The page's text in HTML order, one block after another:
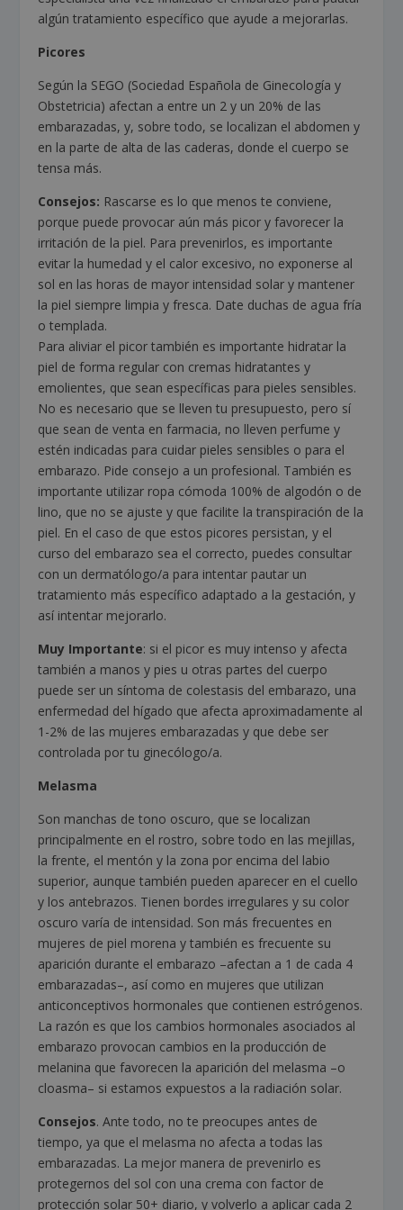
algún tratamiento específico que ayude a mejorarlas.
Picores
Según la SEGO (Sociedad Española de Ginecología y
Obstetricia) afectan a entre un 2 y un 20% de las
embarazadas, y, sobre todo, se localizan el abdomen y
en la parte de alta de las caderas, donde el cuerpo se
tensa más.
Consejos: Rascarse es lo que menos te conviene,
porque puede provocar aún más picor y favorecer la
irritación de la piel. Para prevenirlos, es importante
evitar la humedad y el calor excesivo, no exponerse al
sol en las horas de mayor intensidad solar y mantener
la piel siempre limpia y fresca. Date duchas de agua fría
o templada.
Para aliviar el picor también es importante hidratar la
piel de forma regular con cremas hidratantes y
emolientes, que sean específicas para pieles sensibles.
No es necesario que se lleven tu presupuesto, pero sí
que sean de venta en farmacia, no lleven perfume y
estén indicadas para cuidar pieles sensibles o para el
embarazo. Pide consejo a un profesional. También es
importante utilizar ropa cómoda 100% de algodón o de
lino, que no se ajuste y que facilite la transpiración de la
piel. En el caso de que estos picores persistan, y el
curso del embarazo sea el correcto, puedes consultar
con un dermatólogo/a para intentar pautar un
tratamiento más específico adaptado a la gestación, y
así intentar mejorarlo.
Muy Importante: si el picor es muy intenso y afecta
también a manos y pies u otras partes del cuerpo
puede ser un síntoma de colestasis del embarazo, una
enfermedad del hígado que afecta aproximadamente al
1-2% de las mujeres embarazadas y que debe ser
controlada por tu ginecólogo/a.
Melasma
Son manchas de tono oscuro, que se localizan
principalmente en el rostro, sobre todo en las mejillas,
la frente, el mentón y la zona por encima del labio
superior, aunque también pueden aparecer en el cuello
y los antebrazos. Tienen bordes irregulares y su color
oscuro varía de intensidad. Son más frecuentes en
mujeres de piel morena y también es frecuente su
aparición durante el embarazo –afectan a 1 de cada 4
embarazadas–, así como en mujeres que utilizan
anticonceptivos hormonales que contienen estrógenos.
La razón es que los cambios hormonales asociados al
embarazo provocan cambios en la producción de
melanina que favorecen la aparición del melasma –o
cloasma– si estamos expuestos a la radiación solar.
Consejos. Ante todo, no te preocupes antes de
tiempo, ya que el melasma no afecta a todas las
embarazadas. La mejor manera de prevenirlo es
protegernos del sol con una crema con factor de
protección solar 50+ diario, y volverlo a aplicar cada 2